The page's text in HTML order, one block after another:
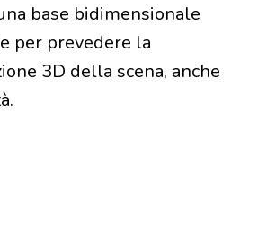
base bidimensionale
per prevedere la
3D della scena, anche